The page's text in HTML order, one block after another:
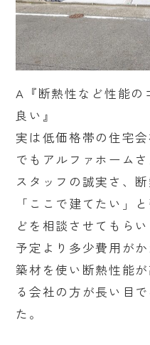
A『断熱性など性能の
良い』
実は低価格帯の住宅
でもアルファホーム
スタッフの誠実さ、
「ここで建てたい」
どを相談させてもらい
予定より多少費用が
築材を使い断熱性能
る会社の方が長い目
た。